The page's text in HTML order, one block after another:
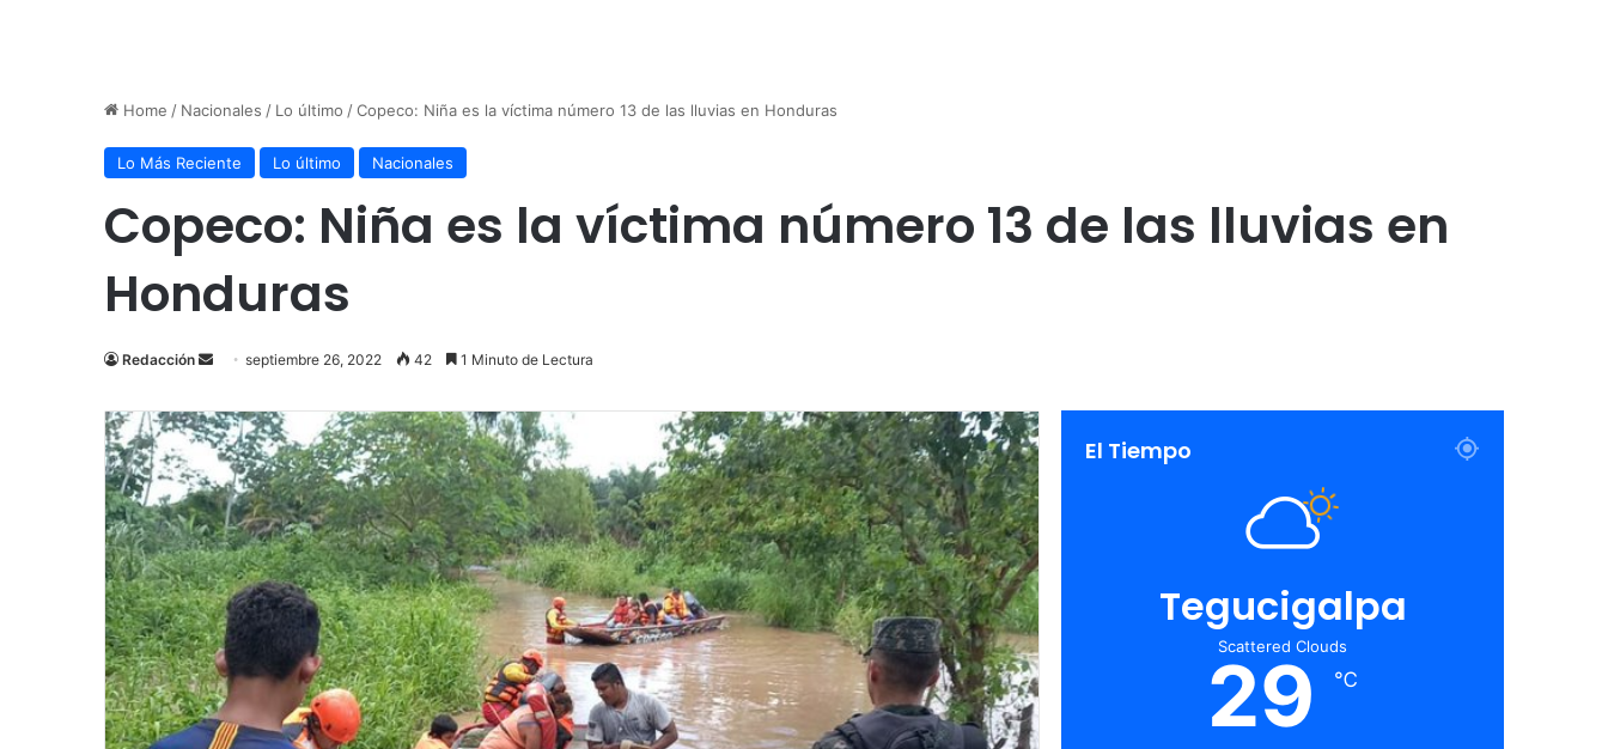
Home / Nacionales / Lo último /Copeco: Niña es la víctima número 13 de las lluvias en Honduras
Lo Más Reciente Lo último Nacionales
Copeco: Niña es la víctima número 13 de las lluvias en
Honduras
Redacción
Send
email
septiembre 26, 2022 42 1 Minuto de Lectura
El Tiempo
Tegucigalpa
Scattered Clouds
29 ℃